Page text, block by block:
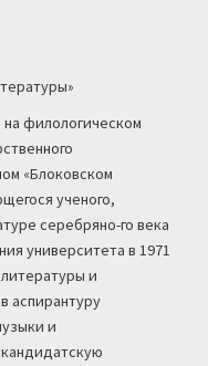
на филологическом
«Блоковском
ученого,
серебряно-го века
университета в 1971
и
аспирантуру
и